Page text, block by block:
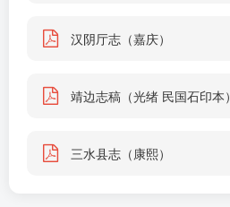
汉阴厅志（嘉庆）
靖边志稿（光绪 民国石印本）
三水县志（康熙）